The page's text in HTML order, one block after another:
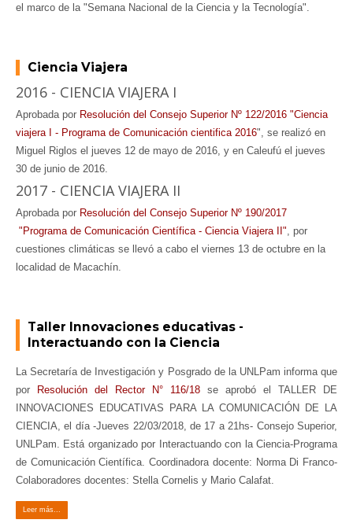
el marco de la "Semana Nacional de la Ciencia y la Tecnología".
Ciencia Viajera
2016 - CIENCIA VIAJERA I
Aprobada por Resolución del Consejo Superior Nº 122/2016 "Ciencia
viajera I - Programa de Comunicación cientifica 2016", se realizó en
Miguel Riglos el jueves 12 de mayo de 2016, y en Caleufú el jueves
30 de junio de 2016.
2017 - CIENCIA VIAJERA II
Aprobada por Resolución del Consejo Superior Nº 190/2017
"Programa de Comunicación Científica - Ciencia Viajera II" , por
cuestiones climáticas se llevó a cabo el viernes 13 de octubre en la
localidad de Macachín.
Taller Innovaciones educativas -
Interactuando con la Ciencia
La Secretaría de Investigación y Posgrado de la UNLPam informa que
por Resolución del Rector N° 116/18 se aprobó el TALLER DE
INNOVACIONES EDUCATIVAS PARA LA COMUNICACIÓN DE LA
CIENCIA, el día -Jueves 22/03/2018, de 17 a 21hs- Consejo Superior,
UNLPam. Está organizado por Interactuando con la Ciencia-Programa
de Comunicación Científica. Coordinadora docente: Norma Di Franco-
Colaboradores docentes: Stella Cornelis y Mario Calafat.
Leer más...